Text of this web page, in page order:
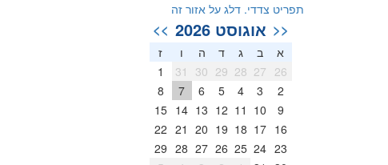
תפריט צדדי. דלג על אזור זה
<< אוגוסט 2026 >>
א ב ג ד ה ו
ז
26
27
28
29
30
31
1
2
3
4
5
6
7
8
9
10
11
12
13
14
15
16
17
18
19
20
21
22
23
24
25
26
27
28
29